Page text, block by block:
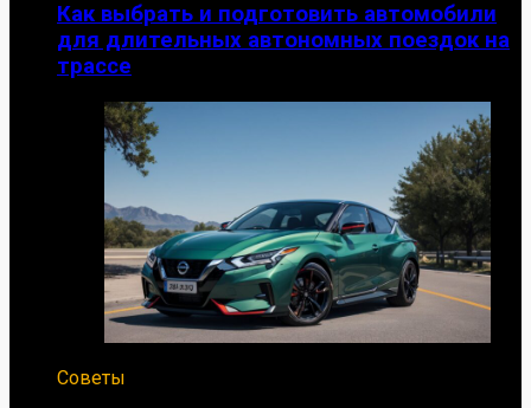
Как выбрать и подготовить автомобили
для длительных автономных поездок на
трассе
Советы